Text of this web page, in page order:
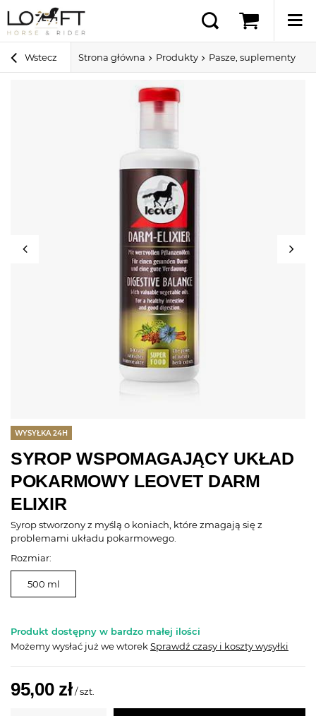
Wstecz Strona główna Produkty Pasze, suplementy i
SYROP WSPOMAGAJĄCY UKŁAD
POKARMOWY LEOVET DARM
ELIXIR
Syrop stworzony z myślą o koniach, które zmagają się z
problemami układu pokarmowego.
WYSYŁKA 24H
Rozmiar:
500 ml
Produkt dostępny w bardzo małej ilości
Możemy wysłać już we wtorekSprawdź czasy i koszty wysyłki
95,00 zł /szt.